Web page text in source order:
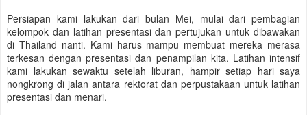
Persiapan kami lakukan dari bulan Mei, mulai dari pembagian
kelompok dan latihan presentasi dan pertujukan untuk dibawakan
di Thailand nanti. Kami harus mampu membuat mereka merasa
terkesan dengan presentasi dan penampilan kita. Latihan intensif
kami lakukan sewaktu setelah liburan, hampir setiap hari saya
nongkrong di jalan antara rektorat dan perpustakaan untuk latihan
presentasi dan menari.